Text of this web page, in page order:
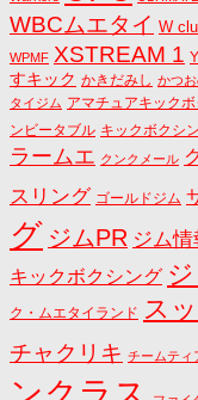
WBCムエタイ W
WPMF XSTREAM 1
すキック かきだみし かつ
タイジム アマチュアキック
ンビータブル キックボクシ
ラームエ クンクメール
スリング ゴールドジム
グ ジムPR ジム情
キックボクシング
ク・ムエタイランド ス
チャクリキ チームティ